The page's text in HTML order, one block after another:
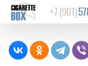
+7 (901)